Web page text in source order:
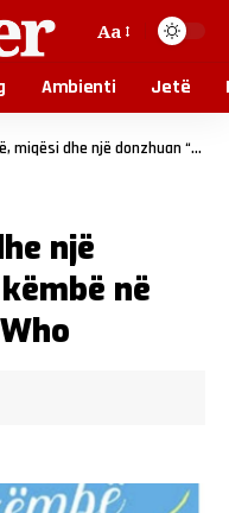
Aa
Ambienti Jetë
një donzhuan “Kokë e këmbë në dashuri! – Revista Who
një
në